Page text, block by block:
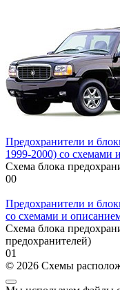
Предохранители и
1999-2000) со схемами
Схема блока
00
Предохранители и
со схемами и
Схема блока
предохранителей)
01
© 2026 Схемы